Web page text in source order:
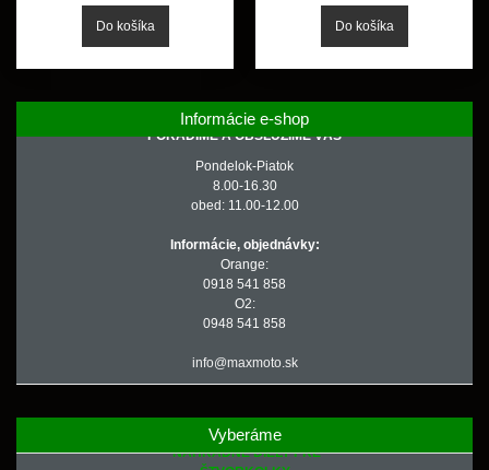
Informácie e-shop
PORADÍME A OBSLÚŽIME VÁS
Pondelok-Piatok
8.00-16.30
obed: 11.00-12.00
Informácie, objednávky:
Orange:
0918 541 858
O2:
0948 541 858
info@maxmoto.sk
Vyberáme
NÁHRADNÉ DIELY PRE